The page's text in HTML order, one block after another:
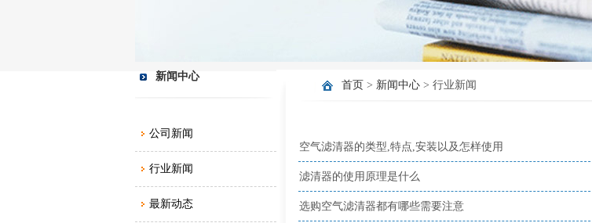
新闻中心
公司新闻
行业新闻
最新动态
首页 > 新闻中心 > 行业新闻
空气滤清器的类型,特点,安装以及怎样使用
滤清器的使用原理是什么
选购空气滤清器都有哪些需要注意